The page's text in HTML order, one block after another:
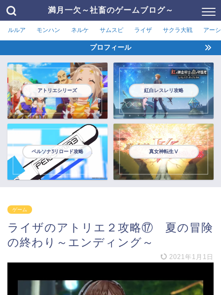
満月一欠～社畜のゲームブログ～
ルルア モンハン ネルケ サムスピ ライザ サクラ大戦 アー
プロフィール
アトリエシリーズ 紅白レスレリ攻略
ペルソナ3リロード攻略 真女神転生Ⅴ
ゲーム
ライザのアトリエ２攻略⑰ 夏の冒険
の終わり～エンディング～
2021年1月1日